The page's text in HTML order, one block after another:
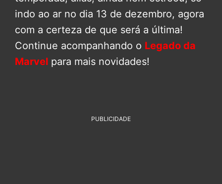
indo ao ar no dia 13 de dezembro, agora
com a certeza de que será a última!
Continue acompanhando o Legado da
Marvel para mais novidades!
PUBLICIDADE